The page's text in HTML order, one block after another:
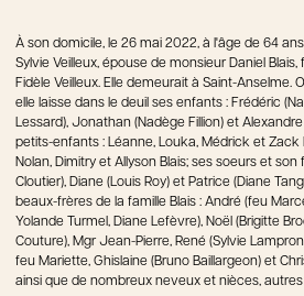
À son domicile, le 26 mai 2022, à l'âge de 64
Sylvie Veilleux, épouse de monsieur Daniel
Fidèle Veilleux. Elle demeurait à Saint-Anselme.
elle laisse dans le deuil ses enfants : Frédéric
Lessard), Jonathan (Nadège Fillion) et
petits-enfants : Léanne, Louka, Médrick et Zack
Nolan, Dimitry et Allyson Blais; ses soeurs et
Cloutier), Diane (Louis Roy) et Patrice (Diane
beaux-frères de la famille Blais : André (feu
Yolande Turmel, Diane Lefèvre), Noël (Brigitte
Couture), Mgr Jean-Pierre, René (Sylvie
feu Mariette, Ghislaine (Bruno Baillargeon) et
ainsi que de nombreux neveux et nièces,